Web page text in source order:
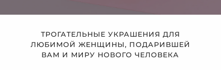
ТРОГАТЕЛЬНЫЕ УКРАШЕНИЯ ДЛЯ
ЛЮБИМОЙ ЖЕНЩИНЫ, ПОДАРИВШЕЙ
ВАМ И МИРУ НОВОГО ЧЕЛОВЕКА